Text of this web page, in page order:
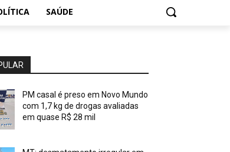
SAÚDE
PM casal é preso em Novo Mundo
com 1,7 kg de drogas avaliadas
em quase R$ 28 mil